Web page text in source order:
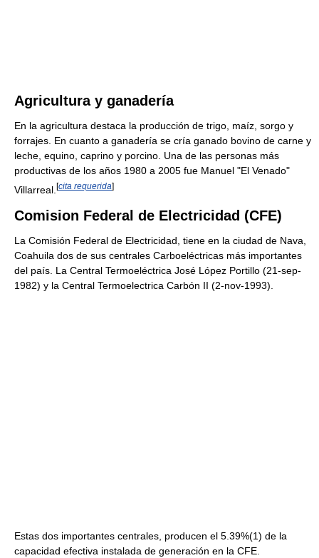
Agricultura y ganadería
En la agricultura destaca la producción de trigo, maíz, sorgo y
forrajes. En cuanto a ganadería se cría ganado bovino de carne y
leche, equino, caprino y porcino. Una de las personas más
productivas de los años 1980 a 2005 fue Manuel "El Venado"
Villarreal. [cita requerida]
Comision Federal de Electricidad (CFE)
La Comisión Federal de Electricidad, tiene en la ciudad de Nava,
Coahuila dos de sus centrales Carboeléctricas más importantes
del país. La Central Termoeléctrica José López Portillo (21-sep-
1982) y la Central Termoelectrica Carbón II (2-nov-1993).
Estas dos importantes centrales, producen el 5.39%(1) de la
capacidad efectiva instalada de generación en la CFE.